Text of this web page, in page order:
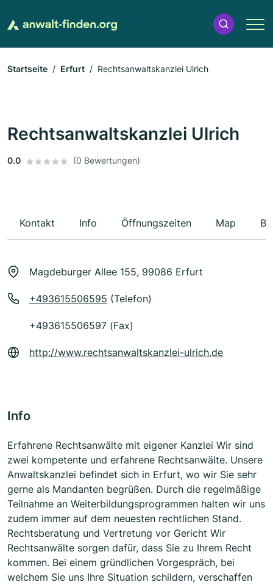
Startseite Erfurt Rechtsanwaltskanzlei Ulrich
Rechtsanwaltskanzlei Ulrich
0.0 (0 Bewertungen)
Kontakt Info Öffnungszeiten Map
Magdeburger Allee 155, 99086 Erfurt
+493615506595 (Telefon)
+493615506597 (Fax)
http://www.rechtsanwaltskanzlei-ulrich.de
Info
Erfahrene Rechtsanwälte mit eigener Kanzlei Wir sind
zwei kompetente und erfahrene Rechtsanwälte. Unsere
Anwaltskanzlei befindet sich in Erfurt, wo wir Sie sehr
gerne als Mandanten begrüßen. Durch die regelmäßige
Teilnahme an Weiterbildungsprogrammen halten wir uns
zudem immer auf dem neuesten rechtlichen Stand.
Rechtsberatung und Vertretung vor Gericht Wir
Rechtsanwälte sorgen dafür, dass Sie zu Ihrem Recht
kommen. Bei einem gründlichen Vorgespräch, bei
welchem Sie uns Ihre Situation schildern, verschaffen